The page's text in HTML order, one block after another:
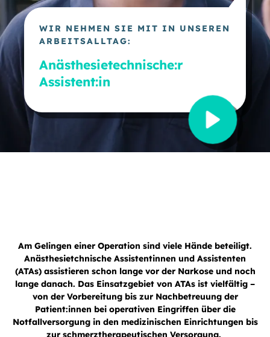
WIR NEHMEN SIE MIT IN UNSEREN
ARBEITSALLTAG:
Anästhesietechnische:r
Assistent:in
Am Gelingen einer Operation sind viele Hände beteiligt.
Anästhesietchnische Assistentinnen und Assistenten
(ATAs) assistieren schon lange vor der Narkose und noch
lange danach. Das Einsatzgebiet von ATAs ist vielfältig –
von der Vorbereitung bis zur Nachbetreuung der
Patient:innen bei operativen Eingriffen über die
Notfallversorgung in den medizinischen Einrichtungen bis
zur schmerztherapeutischen Versorgung.